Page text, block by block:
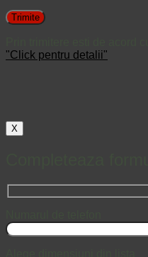
"Click pentru detalii"
X